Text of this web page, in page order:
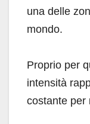
una delle
mondo.
Proprio per
intensità
costante per